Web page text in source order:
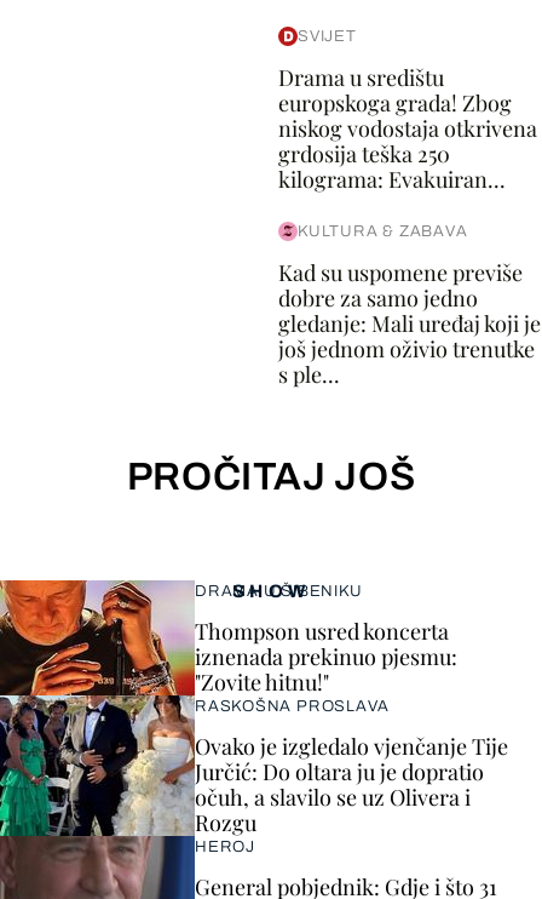
SVIJET
Drama u središtu
europskoga grada! Zbog
niskog vodostaja otkrivena
grdosija teška 250
kilograma: Evakuiran...
KULTURA & ZABAVA
Kad su uspomene previše
dobre za samo jedno
gledanje: Mali uređaj koji je
još jednom oživio trenutke
s ple...
PROČITAJ JOŠ
SHOW
DRAMA U ŠIBENIKU
Thompson usred koncerta
iznenada prekinuo pjesmu:
"Zovite hitnu!"
RASKOŠNA PROSLAVA
Ovako je izgledalo vjenčanje Tije
Jurčić: Do oltara ju je dopratio
očuh, a slavilo se uz Olivera i
Rozgu
HEROJ
General pobjednik: Gdje i što 31